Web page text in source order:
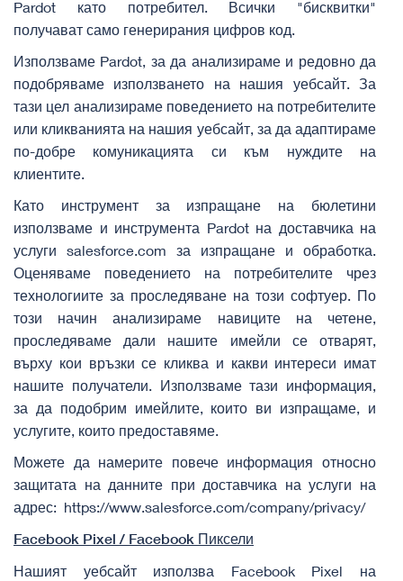
Pardot като потребител. Всички "бисквитки"
получават само генерирания цифров код.
Използваме Pardot, за да анализираме и редовно да
подобряваме използването на нашия уебсайт. За
тази цел анализираме поведението на потребителите
или кликванията на нашия уебсайт, за да адаптираме
по-добре комуникацията си към нуждите на
клиентите.
Като инструмент за изпращане на бюлетини
използваме и инструмента Pardot на доставчика на
услуги salesforce.com за изпращане и обработка.
Оценяваме поведението на потребителите чрез
технологиите за проследяване на този софтуер. По
този начин анализираме навиците на четене,
проследяваме дали нашите имейли се отварят,
върху кои връзки се кликва и какви интереси имат
нашите получатели. Използваме тази информация,
за да подобрим имейлите, които ви изпращаме, и
услугите, които предоставяме.
Можете да намерите повече информация относно
защитата на данните при доставчика на услуги на
адрес: https://www.salesforce.com/company/privacy/
Facebook Pixel / Facebook Пиксели
Нашият уебсайт използва Facebook Pixel на